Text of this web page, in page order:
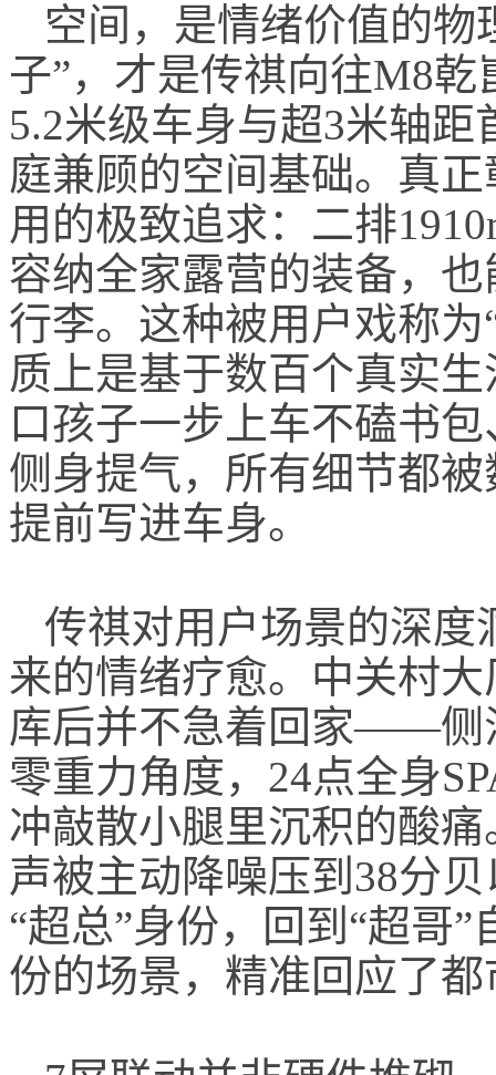
空间，是情绪价值的物
子”，才是传祺向往M8
5.2米级车身与超3米轴
庭兼顾的空间基础。真
用的极致追求：二排
容纳全家露营的装备，
行李。这种被用户戏称
质上是基于数百个真实
口孩子一步上车不磕书
侧身提气，所有细节都
提前写进车身。
传祺对用户场景的深度
来的情绪疗愈。中关村
库后并不急着回家——侧
零重力角度，24点全身
冲敲散小腿里沉积的酸
声被主动降噪压到38分
“超总”身份，回到“超哥
份的场景，精准回应了